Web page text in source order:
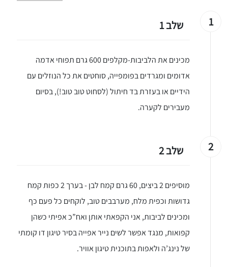
1 שלב 1
מכינים את הלביבות-מקלפים 600 גרם תפוחי אדמה
אדומים ומגרדים בפומפייה, סוחטים את כל הנוזלים עם
הידיים או בעזרת בד חיתול (לסחוט טוב טוב!), בסיום
מעבירים לקערה.
2 שלב 2
מוסיפים 2 ביצים, 60 גרם קמח לבן - בערך 2 כפות קמח
גדושות וכפית מלח, מערבבים טוב, לוקחים כל פעם כף
ומכינים לביבות, אני הקפאתי אותן ואח”כ אפיתי כשהן
קפואות, מנגד אפשר לשים נייר אפייה בסיר טיגון דו קומתי
של נינג’ה ולאפות בתוכנית טיגון אוויר.